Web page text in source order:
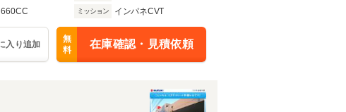
660CC ミッション インパネCVT
入り追加
無
料
在庫確認・見積依頼